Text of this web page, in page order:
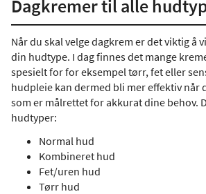
Dagkremer til alle
Når du skal velge dagkrem er det viktig å
din hudtype. I dag finnes det mange
spesielt for for eksempel tørr, fet eller
hudpleie kan dermed bli mer effektiv
som er målrettet for akkurat dine behov.
hudtyper:
Normal hud
Kombineret hud
Fet/uren hud
Tørr hud